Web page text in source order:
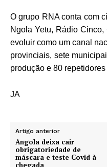
O grupo RNA conta com
Ngola Yetu, Rádio
evoluir como um canal
provinciais, sete
produção e 80
JA
Artigo anterior
Angola deixa cair
obrigatoriedade de
máscara e teste Covid à
chegada